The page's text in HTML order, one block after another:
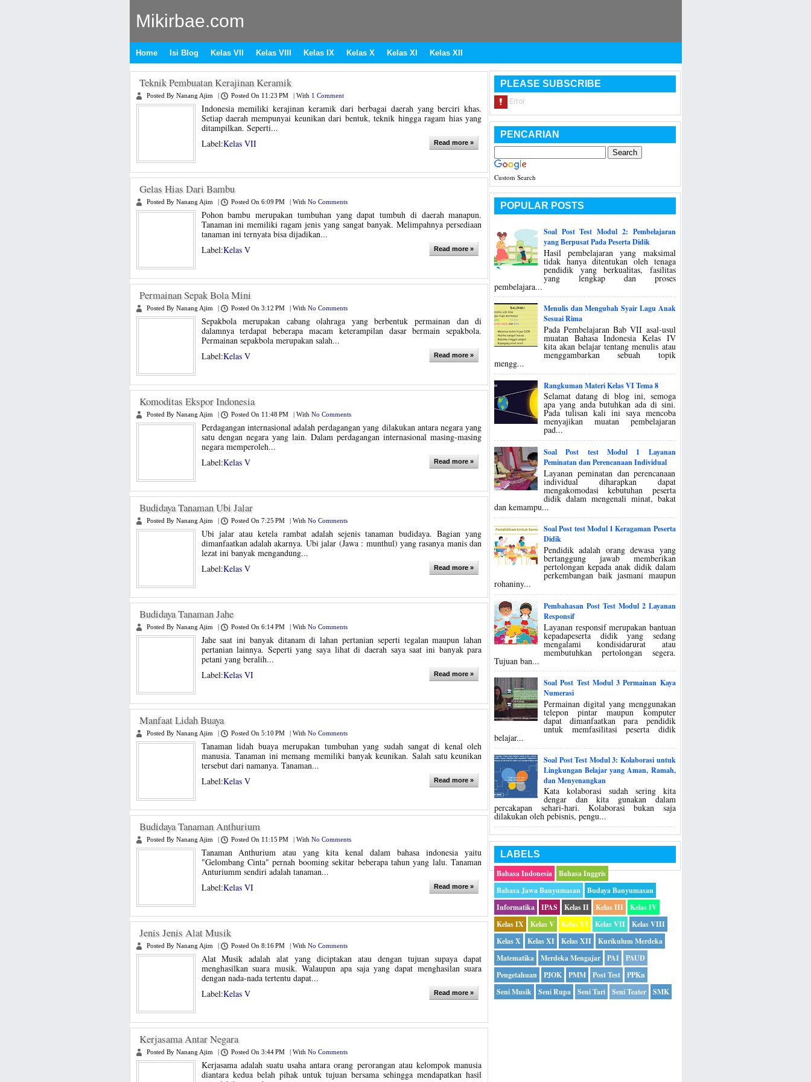
Mikirbae.com
Home Isi Blog Kelas VII Kelas VIII Kelas IX Kelas X Kelas XI Kelas XII
Teknik Pembuatan Kerajinan Keramik
Posted By Nanang Ajim Posted On 11:23 PM With 1 Comment
Indonesia memiliki kerajinan keramik dari berbagai daerah yang berciri khas.
Setiap daerah mempunyai keunikan dari bentuk, teknik hingga ragam hias yang
ditampilkan. Seperti...
Label:Kelas VII Read more »
Gelas Hias Dari Bambu
Posted By Nanang Ajim Posted On 6:09 PM With No Comments
Pohon bambu merupakan tumbuhan yang dapat tumbuh di daerah manapun.
Tanaman ini memiliki ragam jenis yang sangat banyak. Melimpahnya persediaan
tanaman ini ternyata bisa dijadikan...
Label:Kelas V Read more »
Permainan Sepak Bola Mini
Posted By Nanang Ajim Posted On 3:12 PM With No Comments
Sepakbola merupakan cabang olahraga yang berbentuk permainan dan di
dalamnya terdapat beberapa macam keterampilan dasar bermain sepakbola.
Permainan sepakbola merupakan salah...
Label:Kelas V Read more »
Komoditas Ekspor Indonesia
Posted By Nanang Ajim Posted On 11:48 PM With No Comments
Perdagangan internasional adalah perdagangan yang dilakukan antara negara yang
satu dengan negara yang lain. Dalam perdagangan internasional masing-masing
negara memperoleh...
Label:Kelas V Read more »
Budidaya Tanaman Ubi Jalar
Posted By Nanang Ajim Posted On 7:25 PM With No Comments
Ubi jalar atau ketela rambat adalah sejenis tanaman budidaya. Bagian yang
dimanfaatkan adalah akarnya. Ubi jalar (Jawa : munthul) yang rasanya manis dan
lezat ini banyak mengandung...
Label:Kelas V Read more »
Budidaya Tanaman Jahe
Posted By Nanang Ajim Posted On 6:14 PM With No Comments
Jahe saat ini banyak ditanam di lahan pertanian seperti tegalan maupun lahan
pertanian lainnya. Seperti yang saya lihat di daerah saya saat ini banyak para
petani yang beralih...
Label:Kelas VI Read more »
Manfaat Lidah Buaya
Posted By Nanang Ajim Posted On 5:10 PM With No Comments
Tanaman lidah buaya merupakan tumbuhan yang sudah sangat di kenal oleh
manusia. Tanaman ini memang memiliki banyak keunikan. Salah satu keunikan
tersebut dari namanya. Tanaman...
Label:Kelas V Read more »
Budidaya Tanaman Anthurium
Posted By Nanang Ajim Posted On 11:15 PM With No Comments
Tanaman Anthurium atau yang kita kenal dalam bahasa indonesia yaitu
"Gelombang Cinta" pernah booming sekitar beberapa tahun yang lalu. Tanaman
Anturiumm sendiri adalah tanaman...
Label:Kelas VI Read more »
Jenis Jenis Alat Musik
Posted By Nanang Ajim Posted On 8:16 PM With No Comments
Alat Musik adalah alat yang diciptakan atau dengan tujuan supaya dapat
menghasilkan suara musik. Walaupun apa saja yang dapat menghasilan suara
dengan nada-nada tertentu dapat...
Label:Kelas V Read more »
Kerjasama Antar Negara
Posted By Nanang Ajim Posted On 3:44 PM With No Comments
Kerjasama adalah suatu usaha antara orang perorangan atau kelompok manusia
diantara kedua belah pihak untuk tujuan bersama sehingga mendapatkan hasil
PLEASE SUBSCRIBE
PENCARIAN
Custom Search
POPULAR POSTS
Soal Post Test Modul 2: Pembelajaran
yang Berpusat Pada Peserta Didik
Hasil pembelajaran yang maksimal
tidak hanya ditentukan oleh tenaga
pendidik yang berkualitas, fasilitas
yang lengkap dan proses
pembelajara...
Menulis dan Mengubah Syair Lagu Anak
Sesuai Rima
Pada Pembelajaran Bab VII asal-usul
muatan Bahasa Indonesia Kelas IV
kita akan belajar tentang menulis atau
menggambarkan sebuah topik
mengg...
Rangkuman Materi Kelas VI Tema 8
Selamat datang di blog ini, semoga
apa yang anda butuhkan ada di sini.
Pada tulisan kali ini saya mencoba
menyajikan muatan pembelajaran
pad...
Soal Post test Modul 1 Layanan
Peminatan dan Perencanaan Individual
Layanan peminatan dan perencanaan
individual diharapkan dapat
mengakomodasi kebutuhan peserta
didik dalam mengenali minat, bakat
dan kemampu...
Soal Post test Modul 1 Keragaman Peserta
Didik
Pendidik adalah orang dewasa yang
bertanggung jawab memberikan
pertolongan kepada anak didik dalam
perkembangan baik jasmani maupun
rohaniny...
Pembahasan Post Test Modul 2 Layanan
Responsif
Layanan responsif merupakan bantuan
kepadapeserta didik yang sedang
mengalami kondisidarurat atau
membutuhkan pertolongan segera.
Tujuan ban...
Soal Post Test Modul 3 Permainan Kaya
Numerasi
Permainan digital yang menggunakan
telepon pintar maupun komputer
dapat dimanfaatkan para pendidik
untuk memfasilitasi peserta didik
belajar...
Soal Post Test Modul 3: Kolaborasi untuk
Lingkungan Belajar yang Aman, Ramah,
dan Menyenangkan
Kata kolaborasi sudah sering kita
dengar dan kita gunakan dalam
percakapan sehari-hari. Kolaborasi bukan saja
dilakukan oleh pebisnis, pengu...
LABELS
Bahasa Indonesia
Bahasa Inggris
Bahasa Jawa Banyumasan
Budaya Banyumasan
Informatika
IPAS Kelas II Kelas III
Kelas IV
Kelas IX
Kelas V Kelas VI Kelas VII
Kelas VIII
Kelas X
Kelas XI Kelas XII
Kurikulum Merdeka
Matematika
Merdeka Mengajar PAI
PAUD
Pengetahuan
PJOK PMM Post Test
PPKn
Seni Musik
Seni Rupa Seni Tari Seni Teater SMK